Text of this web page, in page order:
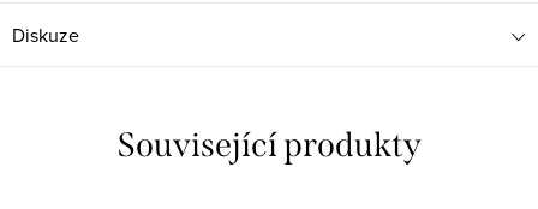
Diskuze
Související produkty